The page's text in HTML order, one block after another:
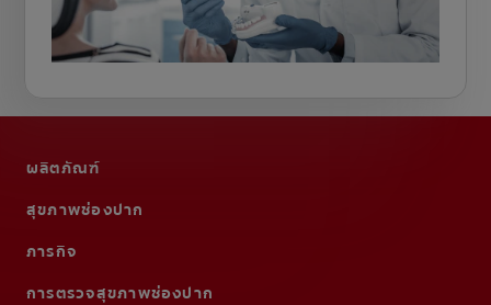
ผลิตภัณฑ์
สุขภาพช่องปาก
ภารกิจ
การตรวจสุขภาพช่องปาก